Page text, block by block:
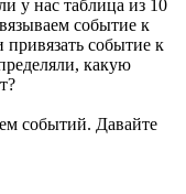
у нас таблица из 10
событие к
событие к
какую
событий. Давайте